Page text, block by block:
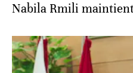
Nabila Rmili